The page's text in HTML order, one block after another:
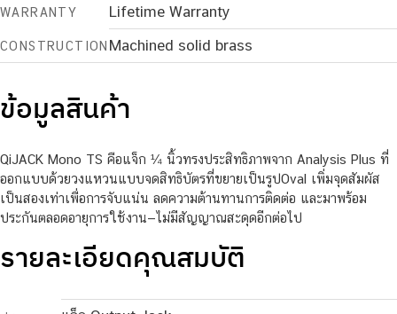
WARRANTY Lifetime Warranty
CONSTRUCTION Machined solid brass
ข้อมูลสินค้า
QiJACK Mono TS คือแจ็ก ¼ นิ้วทรงประสิทธิภาพจาก Analysis Plus ที่
ออกแบบด้วยวงแหวนแบบจดสิทธิบัตรที่ขยายเป็นรูปOval เพิ่มจุดสัมผัส
เป็นสองเท่าเพื่อการจับแน่น ลดความต้านทานการติดต่อ และมาพร้อม
ประกันตลอดอายุการใช้งาน—ไม่มีสัญญาณสะดุดอีกต่อไป
รายละเอียดคุณสมบัติ